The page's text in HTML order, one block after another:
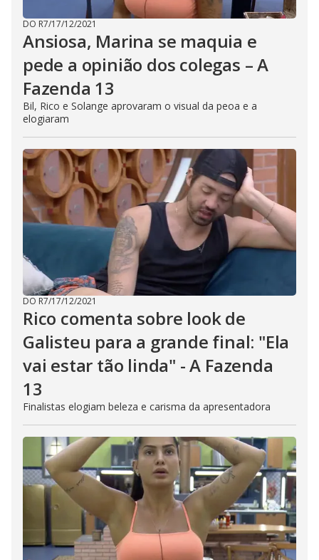
DO R7/17/12/2021
Ansiosa, Marina se maquia e
pede a opinião dos colegas – A
Fazenda 13
Bil, Rico e Solange aprovaram o visual da peoa e a
elogiaram
DO R7/17/12/2021
Rico comenta sobre look de
Galisteu para a grande final: "Ela
vai estar tão linda" - A Fazenda
13
Finalistas elogiam beleza e carisma da apresentadora